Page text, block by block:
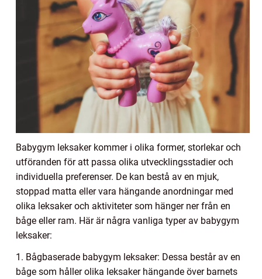
Babygym leksaker kommer i olika former, storlekar och
utföranden för att passa olika utvecklingsstadier och
individuella preferenser. De kan bestå av en mjuk,
stoppad matta eller vara hängande anordningar med
olika leksaker och aktiviteter som hänger ner från en
båge eller ram. Här är några vanliga typer av babygym
leksaker:
1. Bågbaserade babygym leksaker: Dessa består av en
båge som håller olika leksaker hängande över barnets